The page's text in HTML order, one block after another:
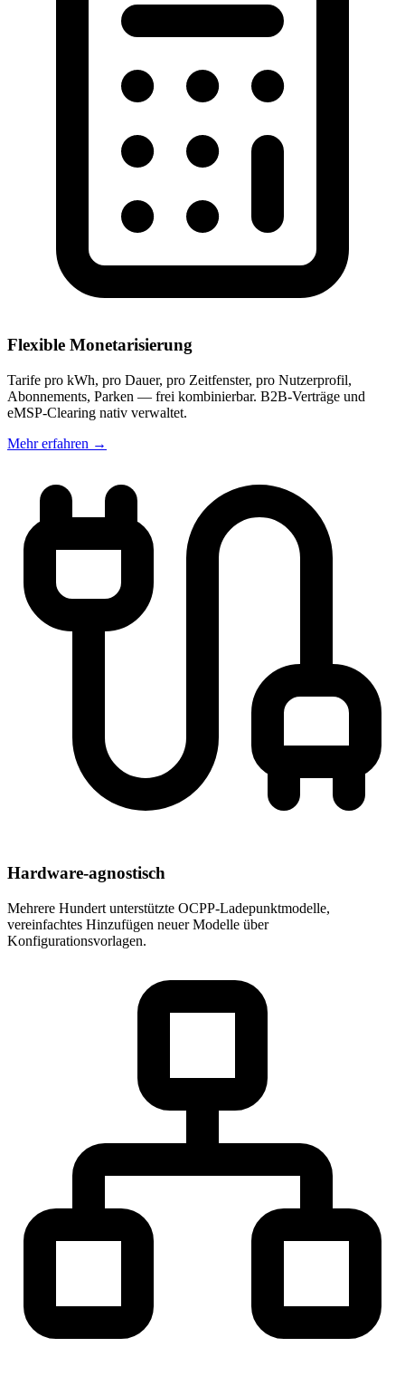
Flexible Monetarisierung
Tarife pro kWh, pro Dauer, pro Zeitfenster, pro Nutzerprofil,
Abonnements, Parken — frei kombinierbar. B2B-Verträge und
eMSP-Clearing nativ verwaltet.
Mehr erfahren →
Hardware-agnostisch
Mehrere Hundert unterstützte OCPP-Ladepunktmodelle,
vereinfachtes Hinzufügen neuer Modelle über
Konfigurationsvorlagen.